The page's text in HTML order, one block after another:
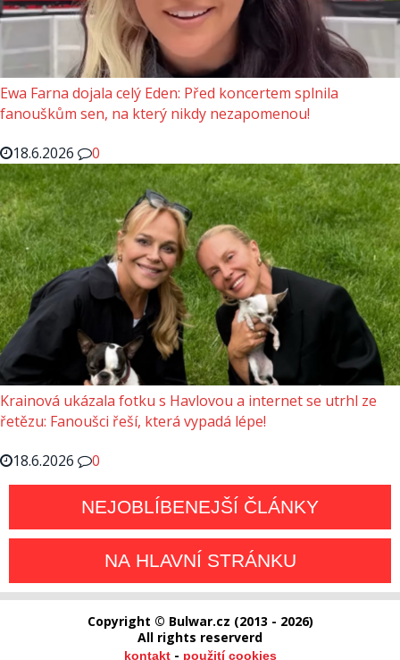
Ewa Farna dojala celý Eden: Před koncertem splnila
fanouškům sen, na který nikdy nezapomenou!
18.6.2026
0
Krainová ukázala fotku s Havlovou a internet se utrhl ze
řetězu: Fanoušci řeší, která vypadá lépe!
18.6.2026
0
NEJOBLÍBENEJŠÍ ČLÁNKY
NA HLAVNÍ STRÁNKU
Copyright © Bulwar.cz (2013 - 2026)
All rights reserverd
kontakt- použití cookies